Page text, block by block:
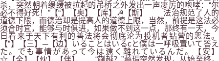
杀，突然朝着缓缓被拉起的吊桥之外发出一声凄厉的咆哮：“尔
必不得好死！”【“】【奥】【库】☭【斯】 法治规范了人的
道德下限，而德治却是提高人的道德上限，当然，前提是这法必
须合时宜，能够与时俱进，如果做不到这一点，那终有一天，今
日看来于天下有利的善法将会彻底沦为投机者钻营的恶法。
【”】【三】─【边】いることはいるcと僕は一呼吸置いて答え
た。でも事情があって今は遠く離れているんだ。【安】
☆【全】【伙】【伴】 “蒯越？”蔡瑁突然发现，从始至终，